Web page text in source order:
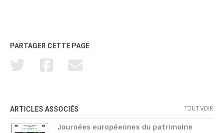
PARTAGER CETTE PAGE
ARTICLES ASSOCIÉS TOUT VOIR
Journées européennes du patrimoine